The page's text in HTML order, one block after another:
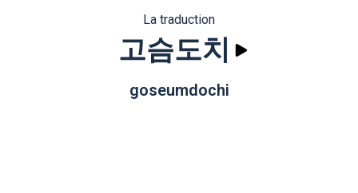
La traduction
고슴도치
goseumdochi